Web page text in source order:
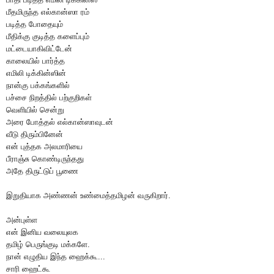
மீதமிருந்த எல்கான்ஸா ரம்
படித்த போதையும்
மீதிக்கு குடித்த களைப்பும்
மட்டையாகிவிட்டேன்
காலையில் பார்த்த
எமிலி டிக்கின்ஸின்
நான்கு பக்கங்களில்
பச்சை நிறத்தில் பற்குறிகள்
வெளியில் சென்று
அரை போத்தல் எல்கான்ஸாவுடன்
வீடு திரும்பினேன்
என் புத்தக அலமாரியை
பீராஞ்சு கொண்டிருந்தது
அதே திருட்டுப் பூணை
இறுதியாக அண்ணன் உண்மைத்தமிழன் வருகிறார்.
அன்புள்ள
என் இனிய வலையுலக
தமிழ் பெருங்குடி மக்களே.
நான் எழுதிய இந்த ஹைக்கூ...
சாரி ஹைட்கூ